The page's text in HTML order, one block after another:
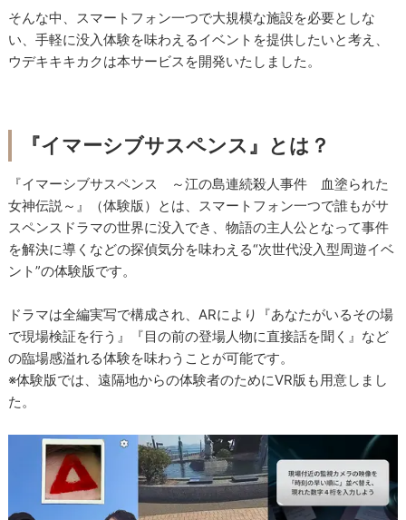
そんな中、スマートフォン一つで大規模な施設を必要としな
い、手軽に没入体験を味わえるイベントを提供したいと考え、
ウデキキキカクは本サービスを開発いたしました。
『イマーシブサスペンス』とは？
『イマーシブサスペンス ～江の島連続殺人事件 血塗られた
女神伝説～』（体験版）とは、スマートフォン一つで誰もがサ
スペンスドラマの世界に没入でき、物語の主人公となって事件
を解決に導くなどの探偵気分を味わえる“次世代没入型周遊イベ
ント”の体験版です。
ドラマは全編実写で構成され、ARにより『あなたがいるその場
で現場検証を行う』『目の前の登場人物に直接話を聞く』など
の臨場感溢れる体験を味わうことが可能です。
※体験版では、遠隔地からの体験者のためにVR版も用意しまし
た。